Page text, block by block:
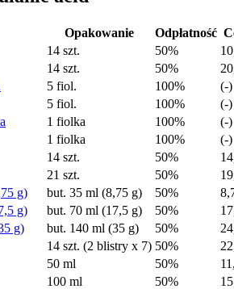
Opakowanie Odpłatność
14 szt. 50%
14 szt. 50%
5 fiol. 100% (-
5 fiol. 100% (-
1 fiolka 100% (-
1 fiolka 100% (-
14 szt. 50%
21 szt. 50%
g)
but. 35 ml (8,75 g) 50%
g)
but. 70 ml (17,5 g) 50%
g)
but. 140 ml (35 g) 50%
14 szt. (2 blistry x 7) 50%
50 ml 50%
100 ml 50%